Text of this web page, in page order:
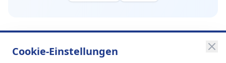
Cookie-Einstellungen